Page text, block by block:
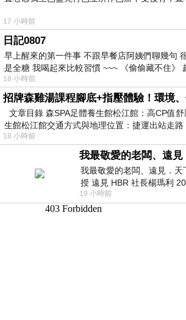
17 小時前
日記0807
早上醒來的第一件事 不跟早餐店阿姨們聊幾句
是全糖 我喝起來比較習慣 ~~~ 《偷偷藏不住》
18 小時前
文章目錄 森SPA足體養生館松江館：高CP值
生館松江館交通方式與地理位置：捷運出站走路
18 小時前
我最敬愛的老闆、遠見．
授 遠見 HBR 社長楊瑪利
老闆、遠見．天下文化創辦
19 小時前